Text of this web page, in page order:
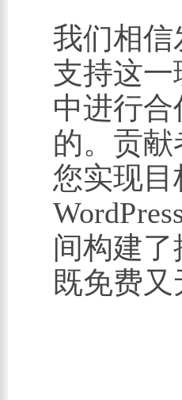
我们相
支持这
中进行合
的。贡献
您实现目
间构建了
既免费